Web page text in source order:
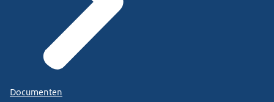
Documenten